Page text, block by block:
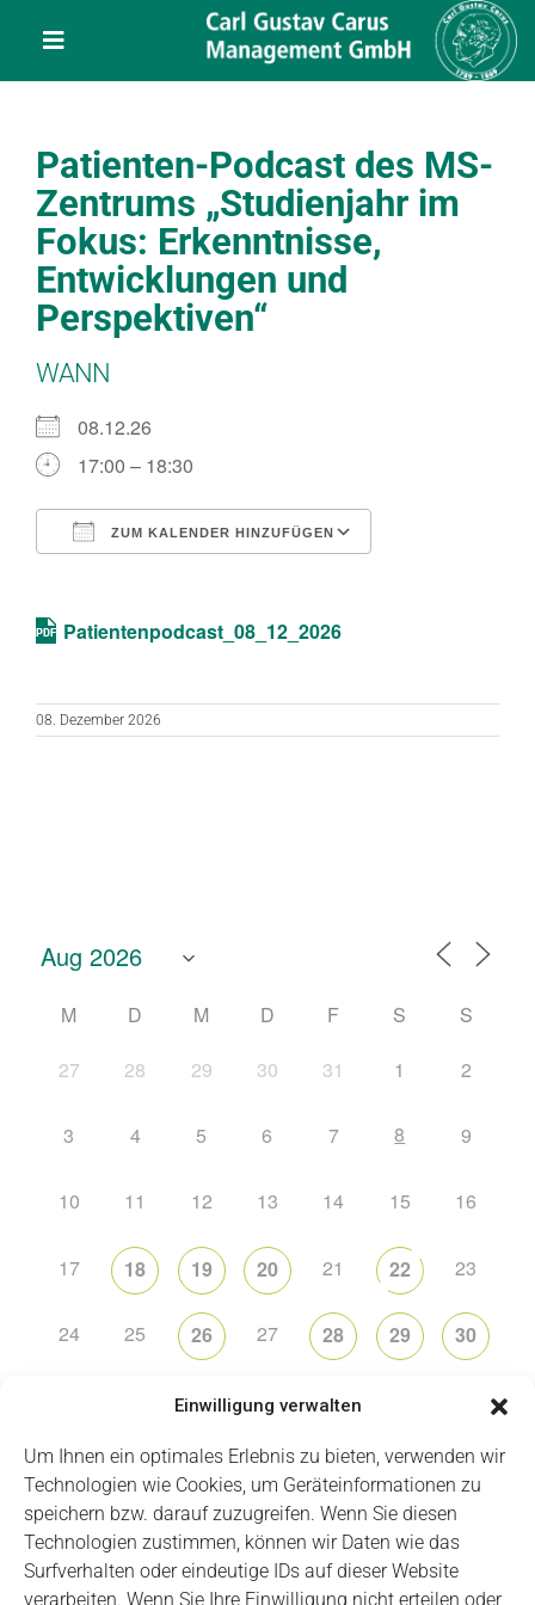
Einwilligung verwalten
Um Ihnen ein optimales Erlebnis zu bieten, verwenden wir
Technologien wie Cookies, um Geräteinformationen zu
speichern bzw. darauf zuzugreifen. Wenn Sie diesen
Technologien zustimmen, können wir Daten wie das
Surfverhalten oder eindeutige IDs auf dieser Website
verarbeiten. Wenn Sie Ihre Einwilligung nicht erteilen oder
Toggle
Navigation
Über uns
Veranstaltungen
Service
Patienten-Podcast des MS-
Zentrums „Studienjahr im
Fokus: Erkenntnisse,
Entwicklungen und
Perspektiven“
WANN
08.12.26
17:00 – 18:30
ZUM KALENDER HINZUFÜGEN
Patientenpodcast_08_12_2026
08. Dezember 2026
M D M D F S
S
27
28 29 30 31 1 2
3 4 5 6 7 8 9
10 11 12 13 14 15 16
17 18 19 20 21 22 23
24 25 26 27 28 29 30
2 3 4
Impressum Datenschutz Login